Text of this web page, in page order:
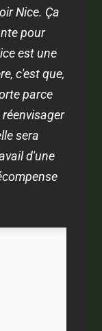
Nice. Ça
pour
est une
c'est que,
parce
sera
d'une